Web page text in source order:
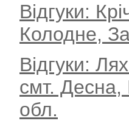
Відгуки:
Колодне,
Відгуки:
смт. Десна,
обл.